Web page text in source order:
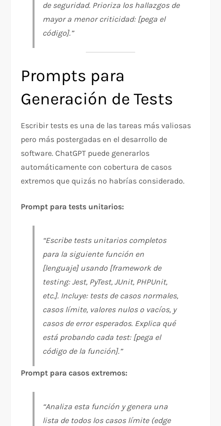
de seguridad. Prioriza los hallazgos de
mayor a menor criticidad: [pega el
código].”
Prompts para
Generación de Tests
Escribir tests es una de las tareas más valiosas
pero más postergadas en el desarrollo de
software. ChatGPT puede generarlos
automáticamente con cobertura de casos
extremos que quizás no habrías considerado.
Prompt para tests unitarios:
“Escribe tests unitarios completos
para la siguiente función en
[lenguaje] usando [framework de
testing: Jest, PyTest, JUnit, PHPUnit,
etc.]. Incluye: tests de casos normales,
casos límite, valores nulos o vacíos, y
casos de error esperados. Explica qué
está probando cada test: [pega el
código de la función].”
Prompt para casos extremos:
“Analiza esta función y genera una
lista de todos los casos límite (edge